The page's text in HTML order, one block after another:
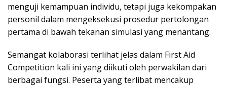
menguji kemampuan individu, tetapi juga kekompakan
personil dalam mengeksekusi prosedur pertolongan
pertama di bawah tekanan simulasi yang menantang.
Semangat kolaborasi terlihat jelas dalam First Aid
Competition kali ini yang diikuti oleh perwakilan dari
berbagai fungsi. Peserta yang terlibat mencakup